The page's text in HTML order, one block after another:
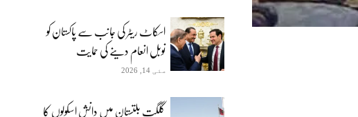
اسکاٹ ریٹر کی جانب سے پاکستان کو
نوبل انعام دینے کی حمایت
مئی 14, 2026
گلگت بلتستان میں دانش اسکولوں کا